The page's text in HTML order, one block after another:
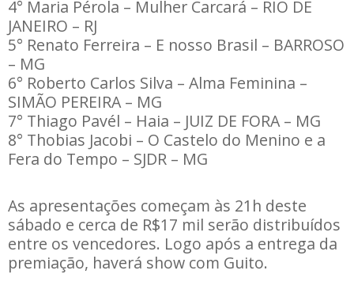
4° Maria Pérola – Mulher Carcará – RIO DE
JANEIRO – RJ
5° Renato Ferreira – E nosso Brasil – BARROSO
– MG
6° Roberto Carlos Silva – Alma Feminina –
SIMÃO PEREIRA – MG
7° Thiago Pavél – Haia – JUIZ DE FORA – MG
8° Thobias Jacobi – O Castelo do Menino e a
Fera do Tempo – SJDR – MG
As apresentações começam às 21h deste
sábado e cerca de R$17 mil serão distribuídos
entre os vencedores. Logo após a entrega da
premiação, haverá show com Guito.